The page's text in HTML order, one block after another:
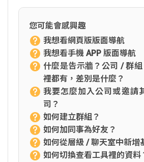
您可能會感興趣
我想看網頁版版面導航
我想看手機 APP 版面導航
什麼是告示牆？公司 / 群
裡都有，差別是什麼？
我要怎麼加入公司或邀請
司？
如何建立群組？
如何加同事為好友？
如何從層級 / 聊天室中新增
如何切換查看工具裡的資料